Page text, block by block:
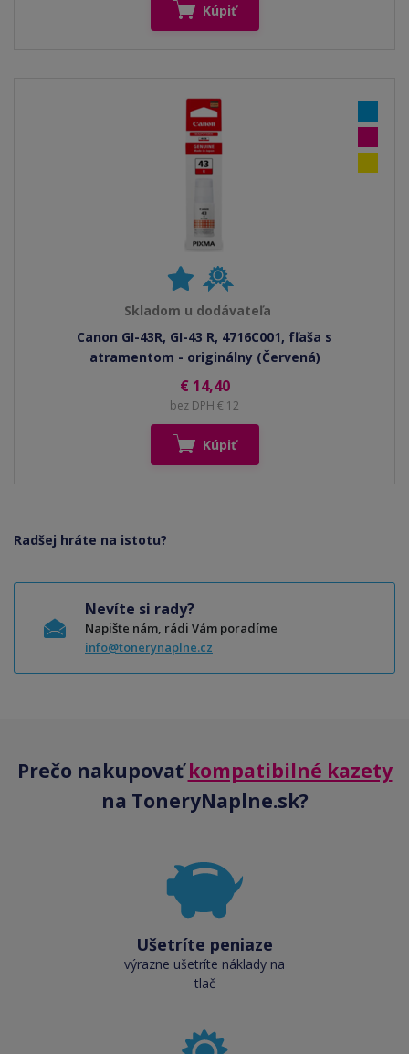
Kúpiť
Skladom u dodávateľa
Canon GI-43R, GI-43 R, 4716C001, fľaša s
atramentom - originálny (Červená)
€ 14,40
bez DPH € 12
Kúpiť
Radšej hráte na istotu?
Nevíte si rady?
Napište nám, rádi Vám poradíme
info@tonerynaplne.cz
Prečo nakupovaťkompatibilné kazety
na ToneryNaplne.sk?
Ušetríte peniaze
výrazne ušetríte náklady na
tlač